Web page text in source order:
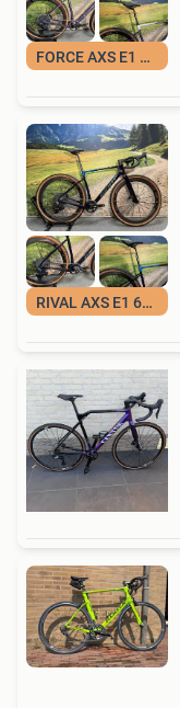
FORCE AXS E1 7499
RIVAL AXS E1 6499